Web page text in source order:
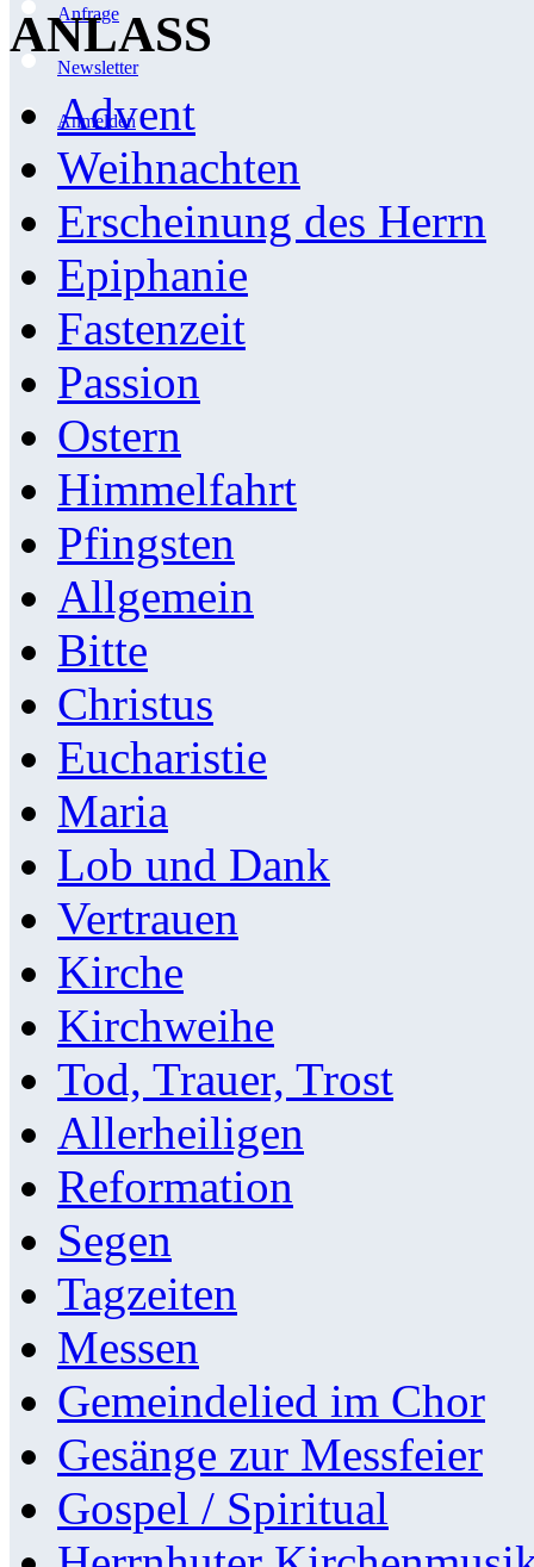
Anfrage
Newsletter
Anmelden
ANLASS
Advent
Weihnachten
Erscheinung des Herrn
Epiphanie
Fastenzeit
Passion
Ostern
Himmelfahrt
Pfingsten
Allgemein
Bitte
Christus
Eucharistie
Maria
Lob und Dank
Vertrauen
Kirche
Kirchweihe
Tod, Trauer, Trost
Allerheiligen
Reformation
Segen
Tagzeiten
Messen
Gemeindelied im Chor
Gesänge zur Messfeier
Gospel / Spiritual